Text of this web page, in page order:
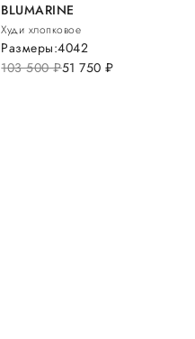
BLUMARINE
Худи хлопковое
103 500руб.51 750руб.
Размеры:4042